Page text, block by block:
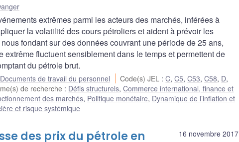
extrêmes parmi les acteurs des marchés, inférées à
la volatilité des cours pétroliers et aident à prévoir les
fondant sur des données couvrant une période de 25 ans,
fluctuent sensiblement dans le temps et permettent de
du pétrole brut.
Documents de travail du personnel Code(s) JEL :C,C5,C53,C58, D,
de recherche : Défis structurels,Commerce international, finance et
des marchés, Politique monétaire, Dynamique de l’inflation et
et risque systémique
16 novembre 2017
des prix du pétrole en